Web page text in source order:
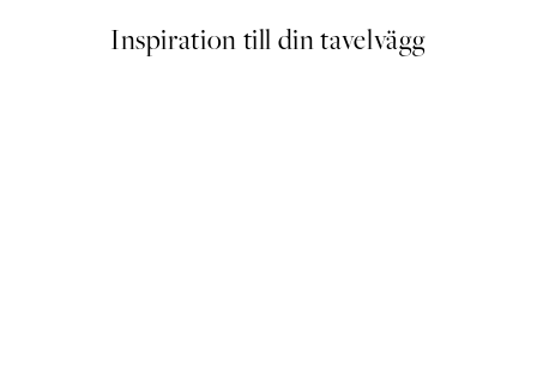
Inspiration till din tavelvägg